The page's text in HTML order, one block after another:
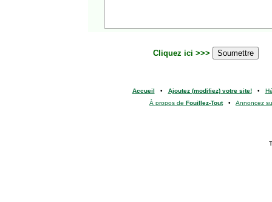
Cliquez ici >>>
Accueil • Ajoutez (modifiez) votre site!•
À propos de Fouillez-Tout• Annoncez